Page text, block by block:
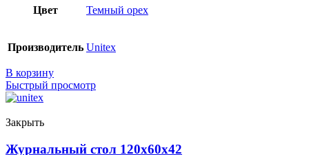
Цвет Темный орех
Производитель Unitex
В корзину
Быстрый просмотр
Закрыть
Журнальный стол 120x60x42